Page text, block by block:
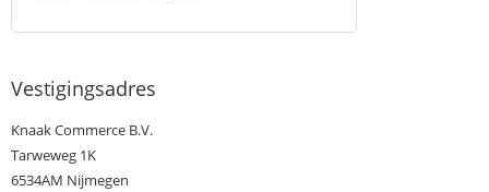
Vestigingsadres
Knaak Commerce B.V.
Tarweweg 1K
6534AM Nijmegen